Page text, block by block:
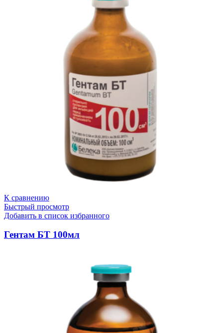
К сравнению
Быстрый просмотр
Добавить в список избранного
Гентам БТ 100мл